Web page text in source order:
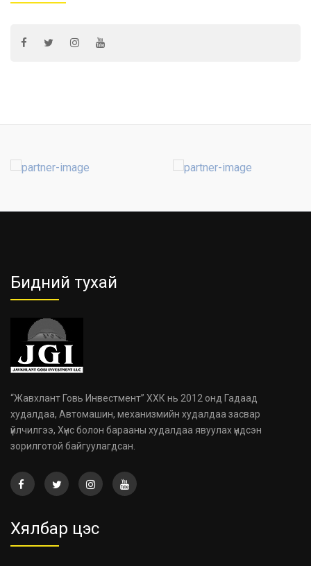
Бидний тухай
“Жавхлант Говь Инвестмент” ХХК нь 2012 онд Гадаад
худалдаа, Автомашин, механизмийн худалдаа засвар
үйлчилгээ, Хүнс болон барааны худалдаа явуулах үндсэн
зорилготой байгуулагдсан.
Хялбар цэс